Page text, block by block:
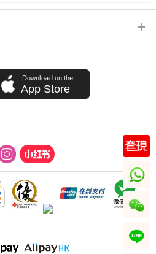
Download on the
App Store